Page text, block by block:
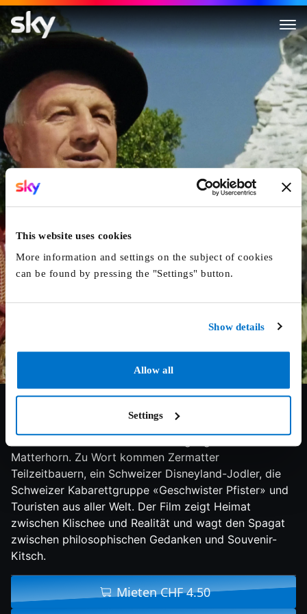
This website uses cookies
More information and settings on the subject of cookies
can be found by pressing the "Settings" button.
Show details
Allow all
Settings
Magic Matterhorn
1995 85 min
essayistische Dokumentarfilm nach und nimmt DAS
Wahrzeichen der Schweiz als Ausgangsmotiv: Das
Matterhorn. Zu Wort kommen Zermatter
Teilzeitbauern, ein Schweizer Disneyland-Jodler, die
Schweizer Kabarettgruppe «Geschwister Pfister» und
Touristen aus aller Welt. Der Film zeigt Heimat
zwischen Klischee und Realität und wagt den Spagat
zwischen philosophischen Gedanken und Souvenir-
Kitsch.
Mieten CHF 4.50